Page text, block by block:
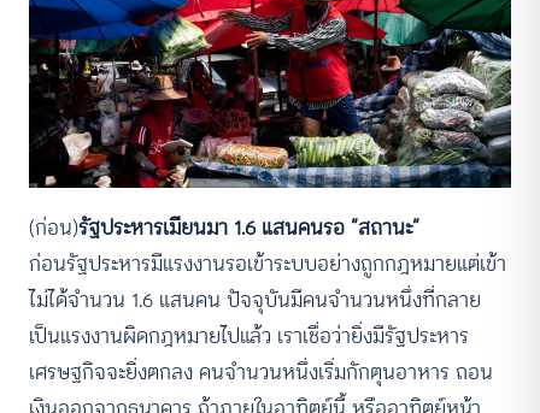
(ก่อน)รัฐประหารเมียนมา 1.6 แสนคนรอ “สถานะ”
ก่อนรัฐประหารมีแรงงานรอเข้าระบบอย่างถูกกฎหมายแต่เข้า
ไม่ได้จำนวน 1.6 แสนคน ปัจจุบันมีคนจำนวนหนึ่งที่กลาย
เป็นแรงงานผิดกฎหมายไปแล้ว เราเชื่อว่ายิ่งมีรัฐประหาร
เศรษฐกิจจะยิ่งตกลง คนจำนวนหนึ่งเริ่มกักตุนอาหาร ถอน